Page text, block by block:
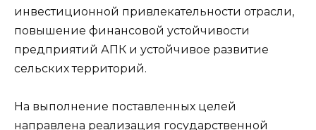
инвестиционной привлекательности отрасли,
повышение финансовой устойчивости
предприятий АПК и устойчивое развитие
сельских территорий.
На выполнение поставленных целей
направлена реализация государственной